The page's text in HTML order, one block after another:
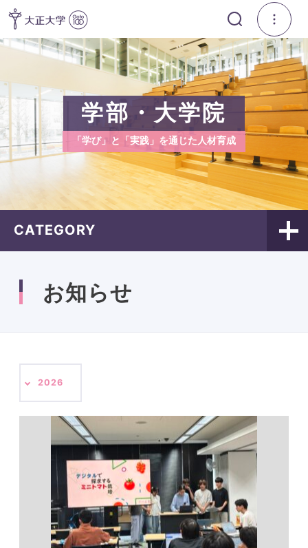
学部・大学院
「学び」と「実践」を通じた人材育成
CATEGORY
お知らせ
2026